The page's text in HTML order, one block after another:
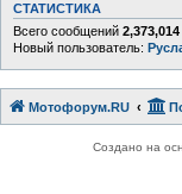
СТАТИСТИКА
Всего сообщений 2,373,014
Новый пользователь:
Мотофорум.RU
Создано на